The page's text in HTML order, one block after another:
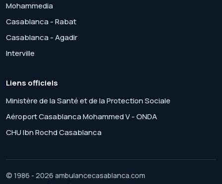
Mohammedia
Casablanca - Rabat
Casablanca - Agadir
Interville
Liens officiels
Ministère de la Santé et de la Protection Sociale
Aéroport Casablanca Mohammed V - ONDA
CHU Ibn Rochd Casablanca
© 1986 - 2026 ambulancecasablanca.com